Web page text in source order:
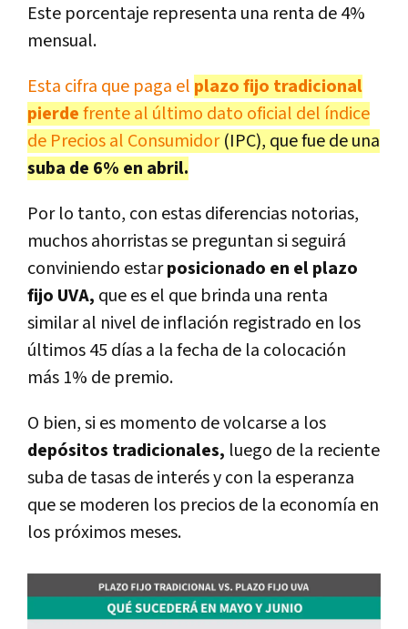
Este porcentaje representa una renta de 4%
mensual.
Esta cifra que paga el plazo fijo tradicional
pierdefrente al último dato oficial del índice
de Precios al Consumidor(IPC), que fue de una
suba de 6% en abril.
Por lo tanto, con estas diferencias notorias,
muchos ahorristas se preguntan si seguirá
conviniendo estarposicionado en el plazo
fijo UVA, que es el que brinda una renta
similar al nivel de inflación registrado en los
últimos 45 días a la fecha de la colocación
más 1% de premio.
O bien, si es momento de volcarse a los
depósitos tradicionales, luego de la reciente
suba de tasas de interés y con la esperanza
que se moderen los precios de la economía en
los próximos meses.